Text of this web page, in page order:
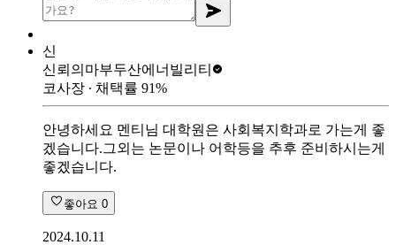
신
신뢰의마부두산에너빌리티
코사장 ∙ 채택률 91%
안녕하세요 멘티님 대학원은 사회복지학과로 가는게 좋
겠습니다.그외는 논문이나 어학등을 추후 준비하시는게
좋겠습니다.
좋아요 0
2024.10.11